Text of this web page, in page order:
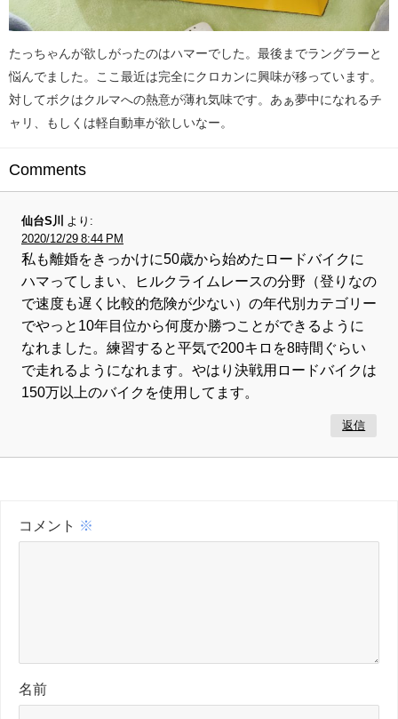
たっちゃんが欲しがったのはハマーでした。最後までラングラーと
悩んでました。ここ最近は完全にクロカンに興味が移っています。
対してボクはクルマへの熱意が薄れ気味です。あぁ夢中になれるチ
ャリ、もしくは軽自動車が欲しいなー。
Comments
仙台S川
より:
2020/12/29 8:44 PM
私も離婚をきっかけに50歳から始めたロードバイクに
ハマってしまい、ヒルクライムレースの分野（登りなの
で速度も遅く比較的危険が少ない）の年代別カテゴリー
でやっと10年目位から何度か勝つことができるように
なれました。練習すると平気で200キロを8時間ぐらい
で走れるようになれます。やはり決戦用ロードバイクは
150万以上のバイクを使用してます。
返信
コメント ※
名前